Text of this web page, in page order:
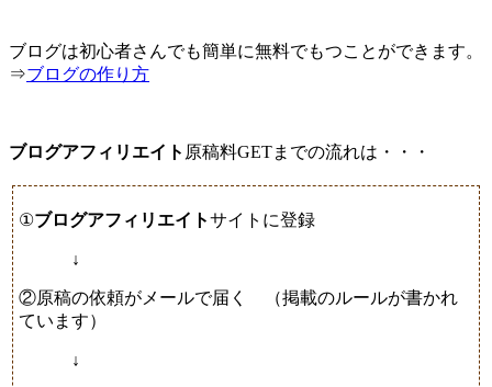
ブログは初心者さんでも簡単に無料でもつことができます。
⇒ブログの作り方
ブログアフィリエイト 原稿料GETまでの流れは・・・
①ブログアフィリエイトサイトに登録
↓
②原稿の依頼がメールで届く （掲載のルールが書かれ
ています）
↓